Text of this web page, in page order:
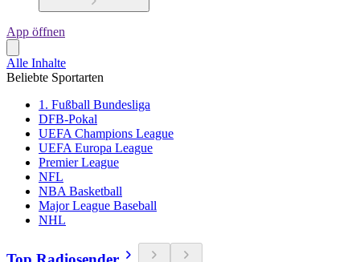
App öffnen
Alle Inhalte
Beliebte Sportarten
1. Fußball Bundesliga
DFB-Pokal
UEFA Champions League
UEFA Europa League
Premier League
NFL
NBA Basketball
Major League Baseball
NHL